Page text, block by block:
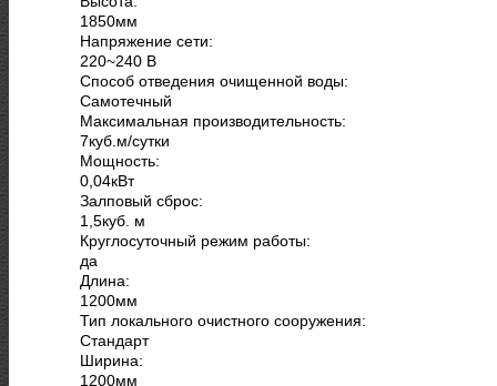
1850мм
Напряжение сети:
220~240 В
Способ отведения очищенной воды:
Самотечный
Максимальная производительность:
7куб.м/сутки
Мощность:
0,04кВт
Залповый сброс:
1,5куб. м
Круглосуточный режим работы:
да
Длина:
1200мм
Тип локального очистного сооружения:
Стандарт
Ширина:
1200мм